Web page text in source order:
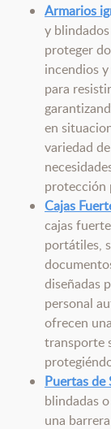
Armarios
y
proteger
incendios
para
en
variedad
protección
Cajas
cajas
portátiles,
diseñadas
personal
ofrecen
transporte
Puertas de
blindadas
una